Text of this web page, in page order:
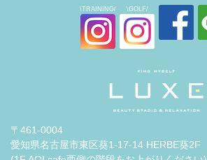
\TRAINING/ \GOLF/
〒461-0004
愛知県名古屋市東区葵1-17-14 HERBE葵2F